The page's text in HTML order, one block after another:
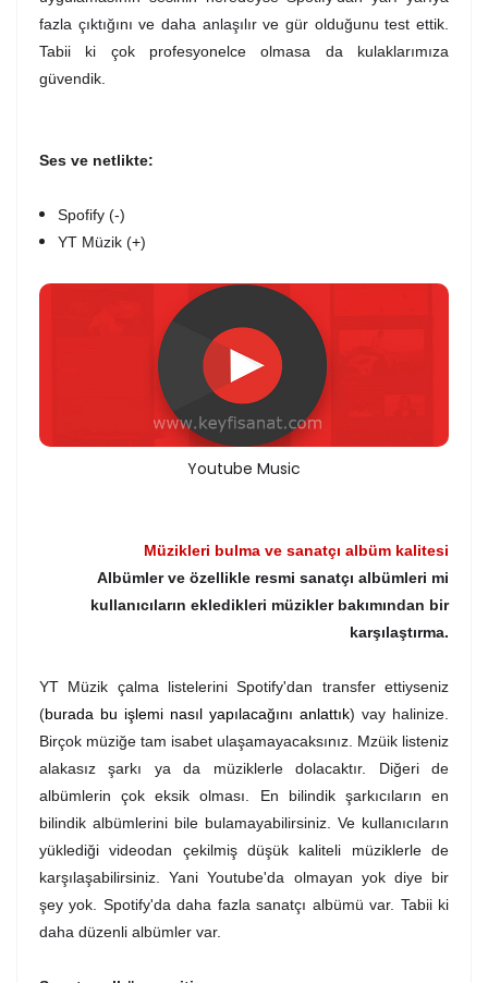
fazla çıktığını ve daha anlaşılır ve gür olduğunu test ettik.
Tabii ki çok profesyonelce olmasa da kulaklarımıza
güvendik.
Ses ve netlikte:
Spofify (-)
YT Müzik (+)
Youtube Music
Müzikleri bulma ve sanatçı albüm kalitesi
Albümler ve özellikle resmi sanatçı albümleri mi
kullanıcıların ekledikleri müzikler bakımından bir
karşılaştırma.
YT Müzik çalma listelerini Spotify'dan transfer ettiyseniz
(burada bu işlemi nasıl yapılacağını anlattık) vay halinize.
Birçok müziğe tam isabet ulaşamayacaksınız. Mzüik listeniz
alakasız şarkı ya da müziklerle dolacaktır. Diğeri de
albümlerin çok eksik olması. En bilindik şarkıcıların en
bilindik albümlerini bile bulamayabilirsiniz. Ve kullanıcıların
yüklediği videodan çekilmiş düşük kaliteli müziklerle de
karşılaşabilirsiniz. Yani Youtube'da olmayan yok diye bir
şey yok. Spotify'da daha fazla sanatçı albümü var. Tabii ki
daha düzenli albümler var.